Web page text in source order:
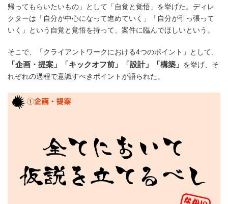
帰ってもらいたいもの」として「自覚と覚悟」を挙げた。ディレ
クターは「自分が中心になって進めていく」「自分が引っ張って
いく」という自覚と覚悟を持って、案件に臨んでほしいという。
そこで、「クライアントワークにおける4つのポイント」として、
「企画・提案」「キックオフ前」「設計」「構築」 を挙げ、そ
れぞれの過程で意識すべきポイントが語られた。